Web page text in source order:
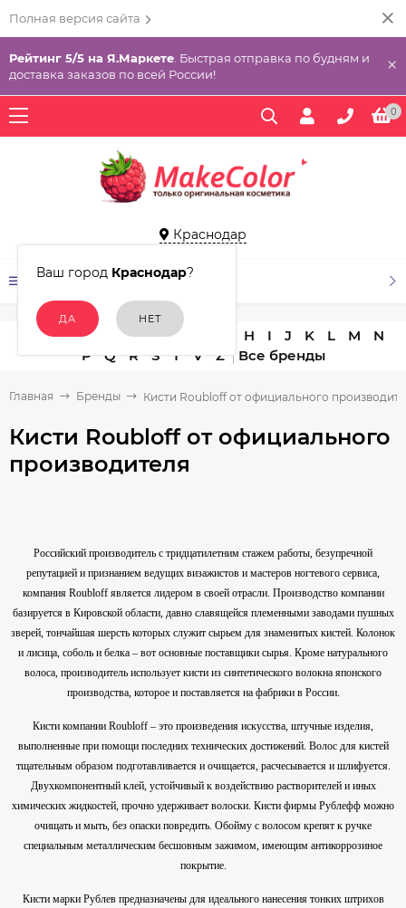
Полная версия сайта
Рейтинг 5/5 на Я.Маркете . Быстрая отправка по будням и
доставка заказов по всей России!
×
0
Краснодар
Ваш город Краснодар?
КАТАЛОГ ТОВАРОВ
A C D E H I J K L M
N
P
Q R S T V Z
Главная Бренды Кисти Roubloff от официального
Кисти Roubloff от официального
производителя
Российский производитель с тридцатилетним стажем работы, безупречной
репутацией и признанием ведущих визажистов и мастеров ногтевого сервиса,
компания Roubloff является лидером в своей отрасли. Производство компании
базируется в Кировской области, давно славящейся племенными заводами пушных
зверей, тончайшая шерсть которых служит сырьем для знаменитых кистей. Колонок
и лисица, соболь и белка – вот основные поставщики сырья. Кроме натурального
волоса, производитель использует кисти из синтетического волокна японского
производства, которое и поставляется на фабрики в России.
Кисти компании Roubloff – это произведения искусства, штучные изделия,
выполненные при помощи последних технических достижений. Волос для кистей
тщательным образом подготавливается и очищается, расчесывается и шлифуется.
Двухкомпонентный клей, устойчивый к воздействию растворителей и иных
химических жидкостей, прочно удерживает волоски. Кисти фирмы Рублефф можно
очищать и мыть, без опаски повредить. Обойму с волосом крепят к ручке
специальным металлическим бесшовным зажимом, имеющим антикоррозиное
покрытие.
Кисти марки Рублев предназначены для идеального нанесения тонких штрихов